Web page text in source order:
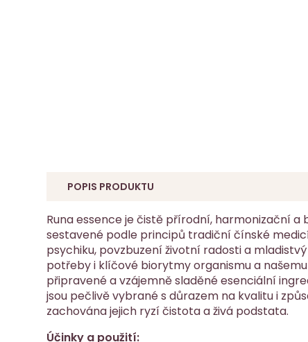
POPIS PRODUKTU
Runa essence je čistě přírodní, harmonizační
sestavené podle principů tradiční čínské
psychiku, povzbuzení životní radosti a
potřeby i klíčové biorytmy organismu a
připravené a vzájemně sladěné esenciální
jsou pečlivě vybrané s důrazem na kvalitu i
zachována jejich ryzí čistota a živá podstata.
Účinky a použití: